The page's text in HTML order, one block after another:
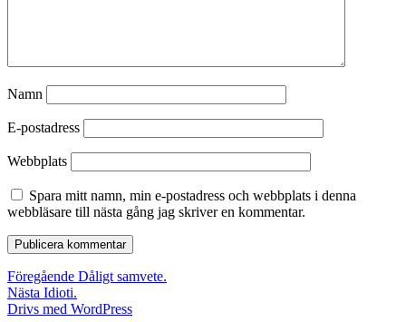
Namn
E-postadress
Webbplats
Spara mitt namn, min e-postadress och webbplats i denna
webbläsare till nästa gång jag skriver en kommentar.
Inläggsnavigering
Föregående Föregående
Dåligt samvete.
Nästa Nästa
inlägg:
Idioti.
Drivs med WordPress